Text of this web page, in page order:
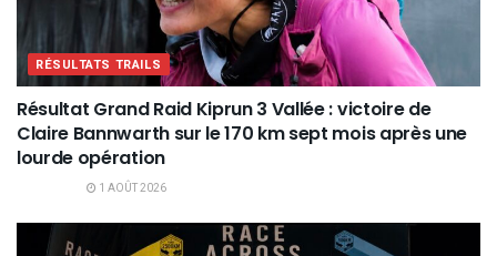
RÉSULTATS TRAILS
Résultat Grand Raid Kiprun 3 Vallée : victoire de
Claire Bannwarth sur le 170 km sept mois après une
lourde opération
1 AOÛT 2026